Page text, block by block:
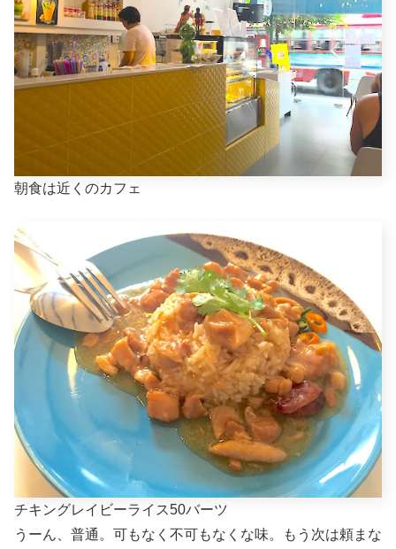
朝食は近くのカフェ
チキングレイビーライス50バーツ
うーん、普通。可もなく不可もなくな味。もう次は頼まな